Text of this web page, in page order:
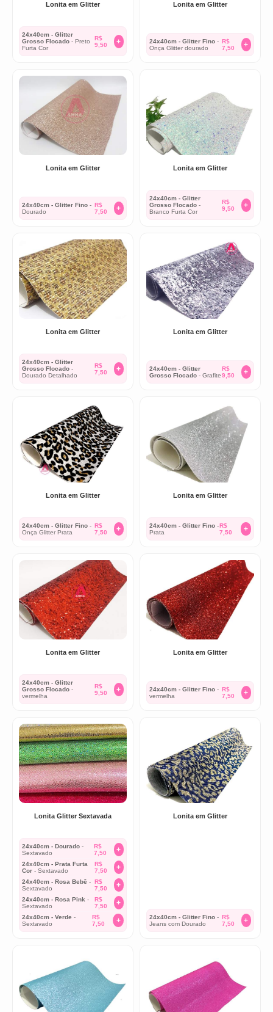
Lonita em Glitter
24x40cm - Glitter
Grosso Flocado - Preto
Furta Cor
R$
9,50
+
Lonita em Glitter
24x40cm - Glitter Fino -
Onça Glitter dourado
R$
7,50
+
Lonita em Glitter
24x40cm - Glitter Fino -
Dourado
R$
7,50
+
Lonita em Glitter
24x40cm - Glitter
Grosso Flocado -
Branco Furta Cor
R$
9,50
+
Lonita em Glitter
24x40cm - Glitter
Grosso Flocado -
Dourado Detalhado
R$
7,50
+
Lonita em Glitter
24x40cm - Glitter
Grosso Flocado - Grafite
R$
9,50
+
Lonita em Glitter
24x40cm - Glitter Fino -
Onça Glitter Prata
R$
7,50
+
Lonita em Glitter
24x40cm - Glitter Fino -
Prata
R$
7,50
+
Lonita em Glitter
24x40cm - Glitter
Grosso Flocado -
vermelha
R$
9,50
+
Lonita em Glitter
24x40cm - Glitter Fino -
vermelha
R$
7,50
+
Lonita Glitter Sextavada
24x40cm - Dourado -
Sextavado
R$
7,50
+
24x40cm - Prata Furta
Cor - Sextavado
R$
7,50
+
24x40cm - Rosa Bebê -
Sextavado
R$
7,50
+
24x40cm - Rosa Pink -
Sextavado
R$
7,50
+
24x40cm - Verde -
Sextavado
R$
7,50
+
Lonita em Glitter
24x40cm - Glitter Fino -
Jeans com Dourado
R$
7,50
+